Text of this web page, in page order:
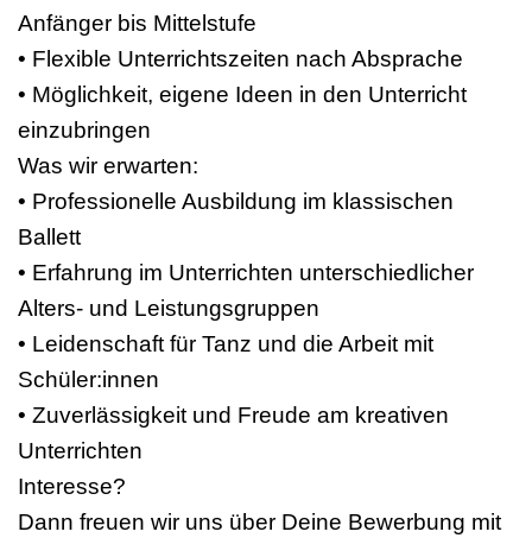
Anfänger bis Mittelstufe
• Flexible Unterrichtszeiten nach Absprache
• Möglichkeit, eigene Ideen in den Unterricht
einzubringen
Was wir erwarten:
• Professionelle Ausbildung im klassischen
Ballett
• Erfahrung im Unterrichten unterschiedlicher
Alters- und Leistungsgruppen
• Leidenschaft für Tanz und die Arbeit mit
Schüler:innen
• Zuverlässigkeit und Freude am kreativen
Unterrichten
Interesse?
Dann freuen wir uns über Deine Bewerbung mit